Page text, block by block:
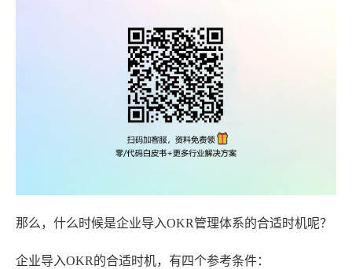
那么，什么时候是企业导入OKR管理体系的合适时机呢？
企业导入OKR的合适时机，有四个参考条件：